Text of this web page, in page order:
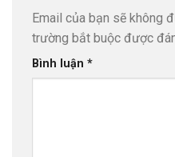
Email của bạn sẽ không
trường bắt buộc được
Bình luận *